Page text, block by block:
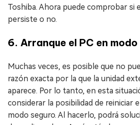
Toshiba. Ahora puede comprobar si
persiste o no.
6. Arranque el PC en
Muchas veces, es posible que no
razón exacta por la que la unidad
aparece. Por lo tanto, en esta
considerar la posibilidad de reiniciar
modo seguro. Al hacerlo, podrá